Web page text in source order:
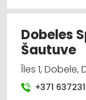
Dobeles
Šautuve
Īles 1, Dobele,
+371